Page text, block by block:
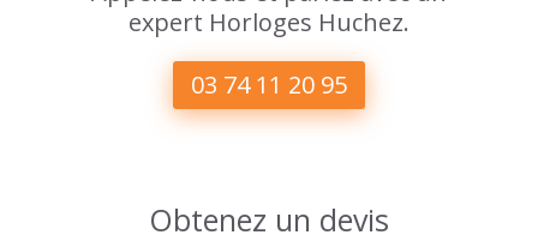
expert Horloges Huchez.
03 74 11 20 95
Obtenez un devis